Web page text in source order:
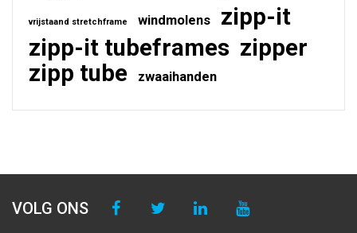
vrijstaand stretchframe windmolens
zipp-it
zipp-it tubeframes zipper
zipp tube
zwaaihanden
VOLG ONS